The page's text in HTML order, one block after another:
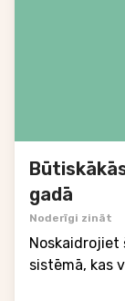
gadā
Noderīgi zināt
Noskaidrojiet
sistēmā, kas